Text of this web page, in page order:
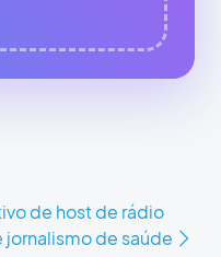
de host de rádio
de saúde